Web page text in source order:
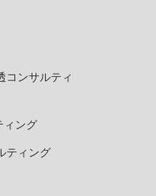
コンサルティ
ィング
ティング